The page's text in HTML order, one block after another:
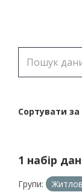
Сортувати за
1 набір
Групи: